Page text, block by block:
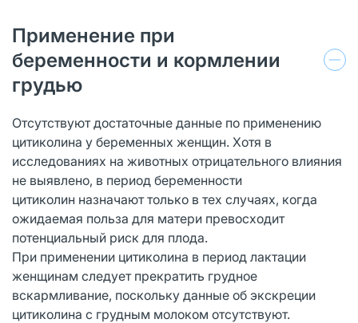
Применение при
беременности и кормлении
грудью
Отсутствуют достаточные данные по применению
цитиколина у беременных женщин. Хотя в
исследованиях на животных отрицательного влияния
не выявлено, в период беременности
цитиколин назначают только в тех случаях, когда
ожидаемая польза для матери превосходит
потенциальный риск для плода.
При применении цитиколина в период лактации
женщинам следует прекратить грудное
вскармливание, поскольку данные об экскреции
цитиколина с грудным молоком отсутствуют.